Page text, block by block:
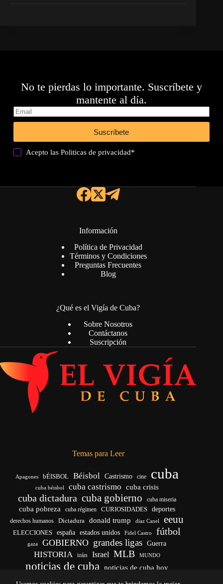
No te pierdas lo importante. Suscríbete y
mantente al día.
Suscríbete
Acepto lasPoliticas de privacidad*
Información
Política de Privacidad
Términos y Condiciones
Preguntas Frecuentes
Blog
¿Qué es el Vigía de Cuba?
Sobre Nosotros
Contáctanos
Suscripción
Temas para Leer
Apagones bÉISBOL Béisbol Castrismo cine cuba
cuba béisbol cuba castrismo cuba crisis
cuba dictadura cuba gobierno cuba miseria
cuba pobreza cuba régimen CURIOSIDADES deportes
derechos humanos Dictadura donald trump díaz Canel eeuu
ELECCIONES españa estados unidos Fidel Castro fútbol
gaza GOBIERNO grandes ligas Guerra
HISTORIA irán Israel MLB MUNDO
noticias de cuba
noticias de cuba hoy